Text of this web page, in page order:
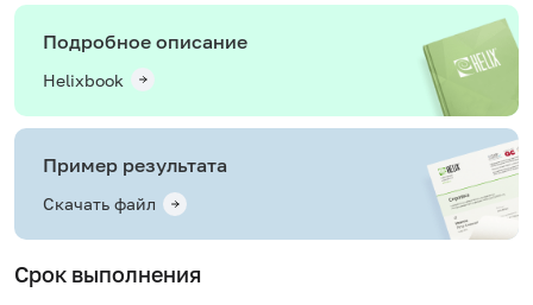
Подробное описание
Helixbook
Пример результата
Скачать файл
Срок выполнения